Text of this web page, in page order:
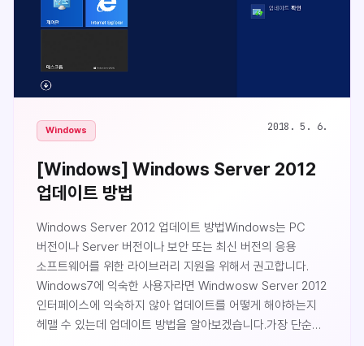
Windows 2018. 5. 6.
[Windows] Windows Server 2012
업데이트 방법
Windows Server 2012 업데이트 방법Windows는 PC
버전이나 Server 버전이나 보안 또는 최신 버전의 응용
소프트웨어를 위한 라이브러리 지원을 위해서 권고합니다.
Windows7에 익숙한 사용자라면 Windwosw Server 2012
인터페이스에 익숙하지 않아 업데이트를 어떻게 해야하는지
헤맬 수 있는데 업데이트 방법을 알아보겠습니다.가장 단순한